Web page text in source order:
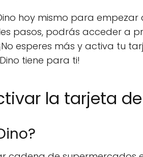
hoy mismo para
pasos, podrás acceder a
esperes más y activa tu
tiene para ti!
la tarjeta